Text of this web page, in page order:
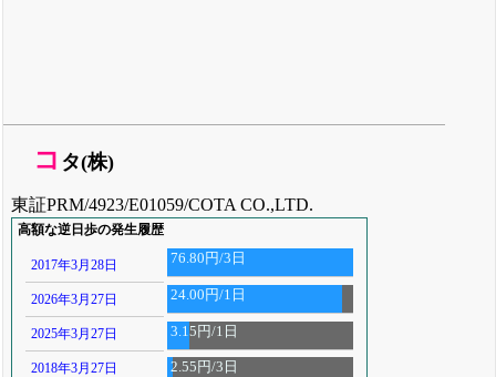
コ タ(株)
東証PRM/4923/E01059/COTA CO.,LTD.
高額な逆日歩の発生履歴
2017年3月28日 76.80円/3日
2026年3月27日 24.00円/1日
2025年3月27日 3.15円/1日
2018年3月27日 2.55円/3日